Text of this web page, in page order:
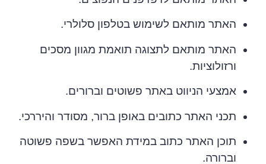
האתר מותאם לשימוש בטלפון סלולרי.
האתר מותאם לתצוגה תואמת מגוון מסכים
ורזולוציות.
אמצעי הניווט באתר פשוטים וברורים.
תכני האתר כתובים באופן ברור, מסודר והיררכי.
תוכן האתר כתוב במידת האפשר בשפה פשוטה
וברורה.